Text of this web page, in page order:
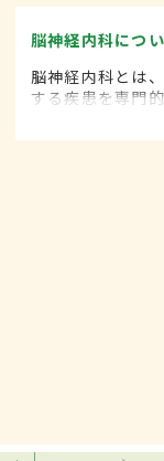
脳神経内科につ
脳神経内科とは
する疾患を専門
患として、脳卒
筋萎縮性側索硬